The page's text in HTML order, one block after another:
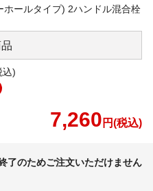
ホールタイプ) 2ハンドル混合栓
込)
7,260 円(税込)
了のためご注文いただけません